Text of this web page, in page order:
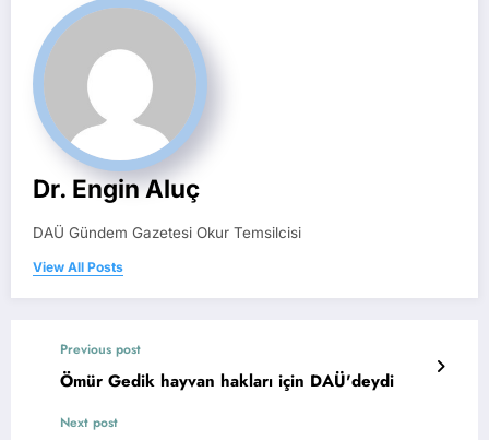
Dr. Engin Aluç
DAÜ Gündem Gazetesi Okur Temsilcisi
View All Posts
Previous post
Ömür Gedik hayvan hakları için DAÜ'deydi
Next post